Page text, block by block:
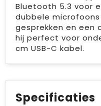
Bluetooth 5.3 voor
dubbele
gesprekken en een
hij perfect voor
cm USB-C kabel.
Specificaties